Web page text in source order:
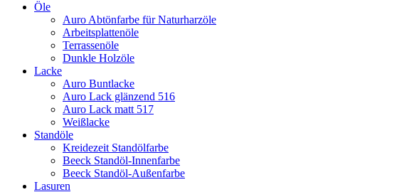
Öle
Auro Abtönfarbe für Naturharzöle
Arbeitsplattenöle
Terrassenöle
Dunkle Holzöle
Lacke
Auro Buntlacke
Auro Lack glänzend 516
Auro Lack matt 517
Weißlacke
Standöle
Kreidezeit Standölfarbe
Beeck Standöl-Innenfarbe
Beeck Standöl-Außenfarbe
Lasuren